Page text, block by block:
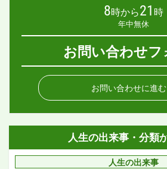
8時から21 時
年中無休
お問い合わせフ
お問い合わせに進む
人生の出来事・分類
人生の出来事